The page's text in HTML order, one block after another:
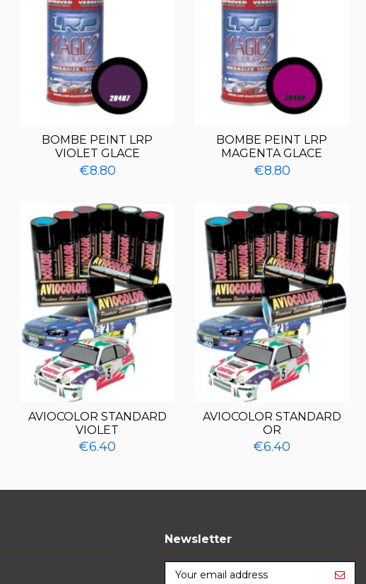
BOMBE PEINT LRP
VIOLET GLACE
€8.80
BOMBE PEINT LRP
MAGENTA GLACE
€8.80
AVIOCOLOR STANDARD
VIOLET
€6.40
AVIOCOLOR STANDARD
OR
€6.40
Newsletter